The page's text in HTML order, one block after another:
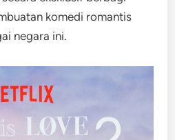
komedi romantis
negara ini.